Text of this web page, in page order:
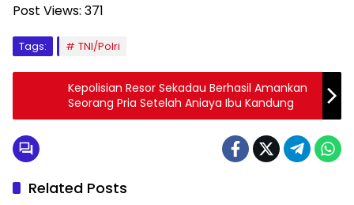
Post Views: 371
Tags: TNI/Polri
Kepolisian Resor Sekadau Berhasil Amankan
Seorang Pria Setelah Aniaya Ibu Kandung
Related Posts